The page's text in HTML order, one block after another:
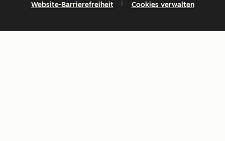
Website-Barrierefreiheit Cookies verwalten